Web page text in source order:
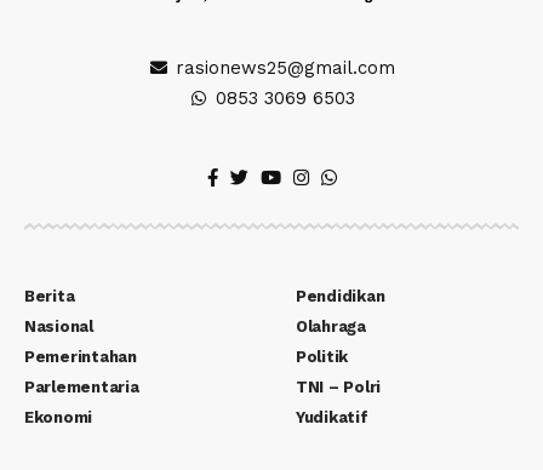
rasionews25@gmail.com
0853 3069 6503
Berita
Nasional
Pemerintahan
Parlementaria
Ekonomi
Pendidikan
Olahraga
Politik
TNI – Polri
Yudikatif